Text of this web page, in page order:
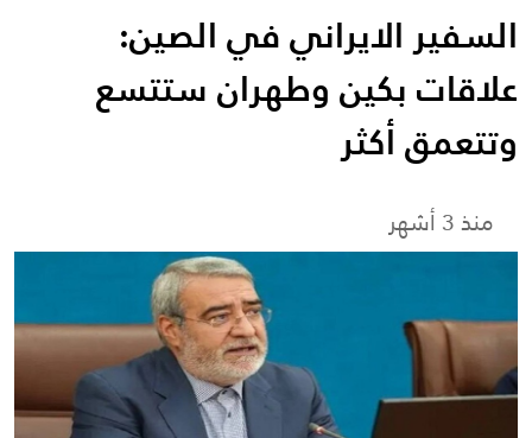
السفير الايراني في الصين:
علاقات بكين وطهران ستتسع
وتتعمق أكثر
منذ 3 أشهر